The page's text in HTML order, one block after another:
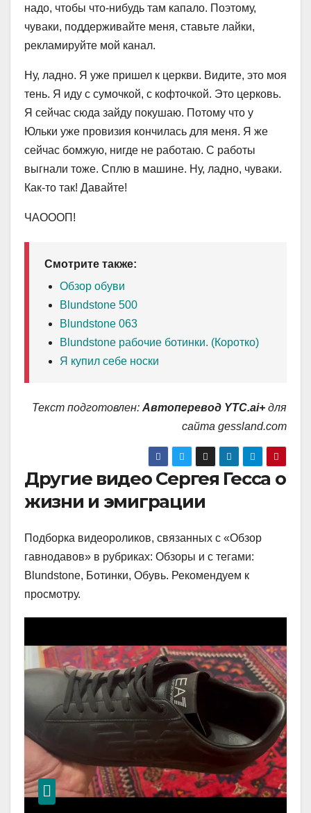
надо, чтобы что-нибудь там капало. Поэтому,
чуваки, поддерживайте меня, ставьте лайки,
рекламируйте мой канал.
Ну, ладно. Я уже пришел к церкви. Видите, это моя
тень. Я иду с сумочкой, с кофточкой. Это церковь.
Я сейчас сюда зайду покушаю. Потому что у
Юльки уже провизия кончилась для меня. Я же
сейчас бомжую, нигде не работаю. С работы
выгнали тоже. Сплю в машине. Ну, ладно, чуваки.
Как-то так! Давайте!
ЧАОООП!
Смотрите также:
Обзор обуви
Blundstone 500
Blundstone 063
Blundstone рабочие ботинки. (Коротко)
Я купил себе носки
Текст подготовлен: Автоперевод YTC.ai+ для
сайта gessland.com
Другие видео Сергея Гесса о
жизни и эмиграции
Подборка видеороликов, связанных с «Обзор
гавнодавов» в рубриках: Обзоры и с тегами:
Blundstone, Ботинки, Обувь. Рекомендуем к
просмотру.